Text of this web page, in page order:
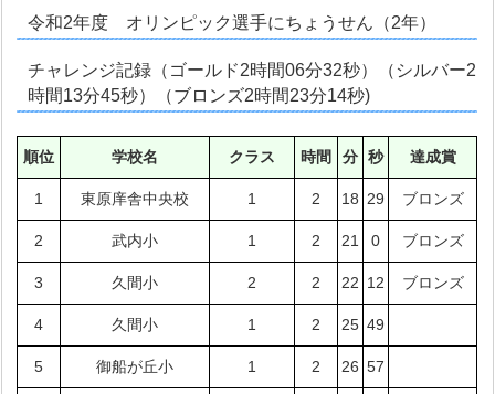
令和2年度 オリンピック選手にちょうせん（2年）
チャレンジ記録（ゴールド2時間06分32秒）（シルバー2
時間13分45秒）（ブロンズ2時間23分14秒)
順位 学校名 クラス 時間 分 秒 達成賞
1 東原庠舎中央校 1 2 18 29 ブロンズ
2 武内小 1 2 21 0 ブロンズ
3 久間小 2 2 22 12 ブロンズ
4 久間小 1 2 25 49
5 御船が丘小 1 2 26 57